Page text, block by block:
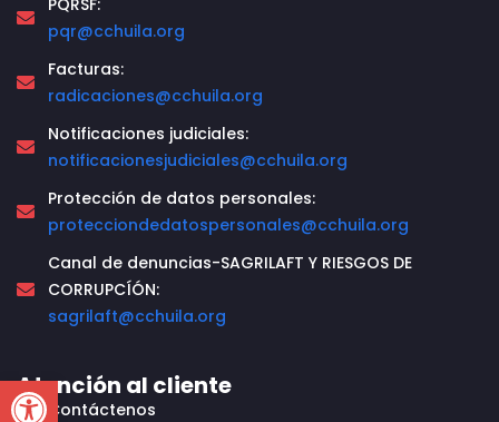
Open toolbar
PQRSF:
pqr@cchuila.org
Facturas:
radicaciones@cchuila.org
Notificaciones judiciales:
notificacionesjudiciales@cchuila.org
Protección de datos personales:
protecciondedatospersonales@cchuila.org
Canal de denuncias-SAGRILAFT Y RIESGOS DE
CORRUPCÍÓN:
sagrilaft@cchuila.org
Atención al cliente
Contáctenos